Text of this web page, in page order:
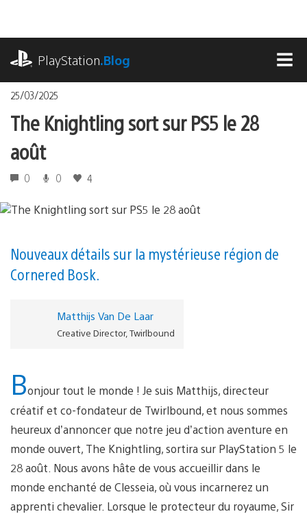
contenu
PlayStation.Blog
25/03/2025
The Knightling sort sur PS5 le 28
août
0 0 4
Nouveaux détails sur la mystérieuse région de
Cornered Bosk.
Matthijs Van De Laar
Creative Director, Twirlbound
Bonjour tout le monde ! Je suis Matthijs, directeur
créatif et co-fondateur de Twirlbound, et nous sommes
heureux d’annoncer que notre jeu d’action aventure en
monde ouvert, The Knightling, sortira sur PlayStation 5 le
28 août. Nous avons hâte de vous accueillir dans le
monde enchanté de Clesseia, où vous incarnerez un
apprenti chevalier. Lorsque le protecteur du royaume, Sir